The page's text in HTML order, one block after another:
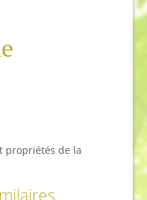
propriétés de la